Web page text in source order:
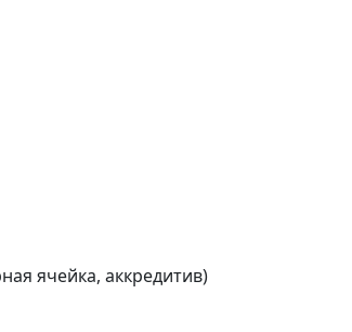
ячейка, аккредитив)